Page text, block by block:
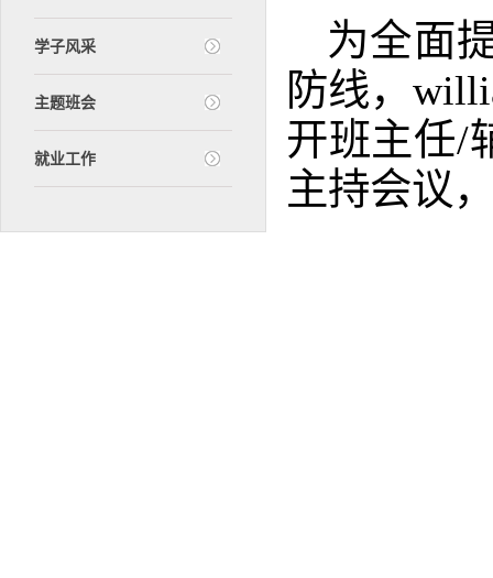
学子风采
主题班会
就业工作
为全面
防线，
开班主任/
主持会议